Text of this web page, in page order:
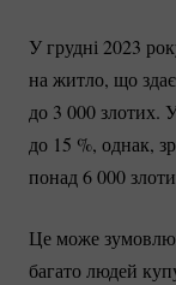
У грудні 2023
на житло, що
до 3 000 злотих.
до 15 %, однак,
понад 6 000
Це може
багато людей